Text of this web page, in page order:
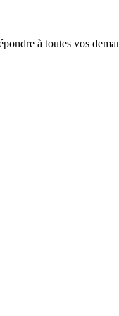
à toutes vos